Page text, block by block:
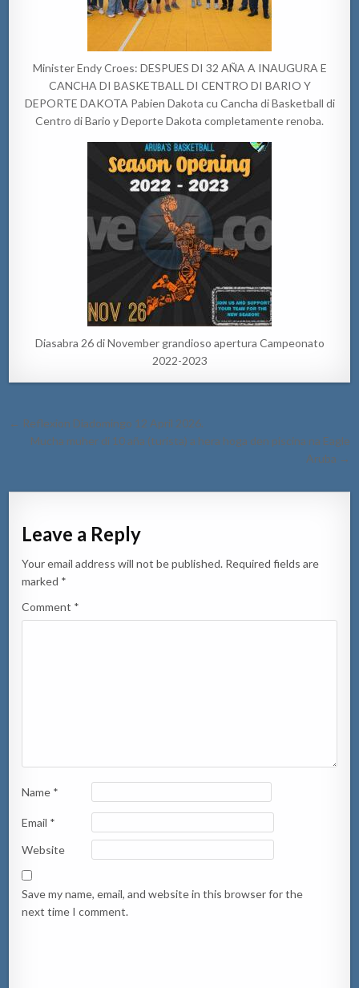
Minister Endy Croes: DESPUES DI 32 AÑA A INAUGURA E
CANCHA DI BASKETBALL DI CENTRO DI BARIO Y
DEPORTE DAKOTA Pabien Dakota cu Cancha di Basketball di
Centro di Bario y Deporte Dakota completamente renoba.
Diasabra 26 di November grandioso apertura Campeonato
2022-2023
Post
navigation
← Reflexion Diadomingo 12 April 2026.
Mucha muher di 10 aña (turista) a hera hoga den piscina na Eagle
Aruba →
Leave a Reply
Your email address will not be published. Required fields are
marked *
Comment *
Name *
Email *
Website
Save my name, email, and website in this browser for the
next time I comment.